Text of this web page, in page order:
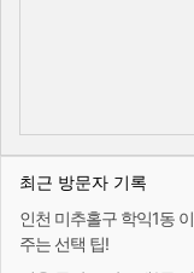
최근 방문자 기록
인천 미추홀구 학익1동
주는 선택 팁!